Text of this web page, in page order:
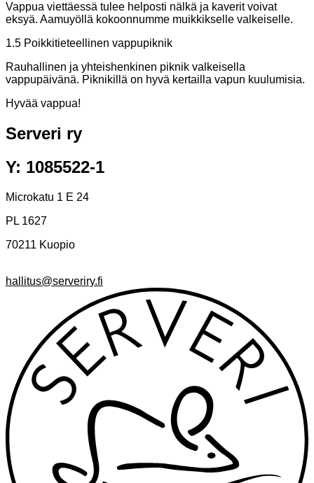
Vappua viettäessä tulee helposti nälkä ja kaverit voivat
eksyä. Aamuyöllä kokoonnumme muikkikselle valkeiselle.
1.5 Poikkitieteellinen vappupiknik
Rauhallinen ja yhteishenkinen piknik valkeisella
vappupäivänä. Piknikillä on hyvä kertailla vapun kuulumisia.
Hyvää vappua!
Serveri ry
Y: 1085522-1
Microkatu 1 E 24
PL 1627
70211 Kuopio
hallitus@serveriry.fi